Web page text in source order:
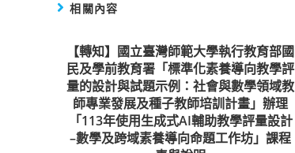
相關內容
【轉知】國立臺灣師範大學執行教育部國
民及學前教育署「標準化素養導向教學評
量的設計與試題示例：社會與數學領域教
師專業發展及種子教師培訓計畫」辦理
「113年使用生成式AI輔助教學評量設計
–數學及跨域素養導向命題工作坊」課程